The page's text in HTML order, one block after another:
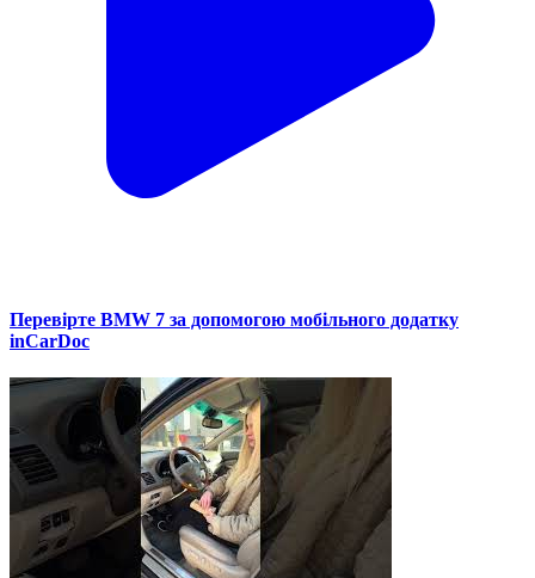
Перевірте BMW 7 за допомогою мобільного додатку
inCarDoc